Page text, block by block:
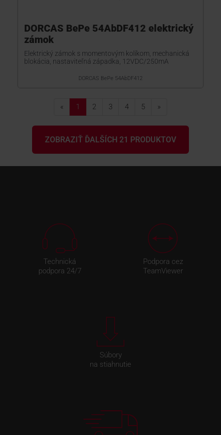
DORCAS BePe 54AbDF412 elektrický
zámok
Elektrický zámok s momentovým kolíkom, mechanická
blokácia, nastaviteľná západka, 12VDC/250mA
DORCAS BePe 54AbDF412
« 1 2 3 4 5 »
ZOBRAZIŤ ĎALŠÍCH 21 PRODUKTOV
Technická
podpora 24/7
Podpora cez
TeamViewer
Súbory
na stiahnutie